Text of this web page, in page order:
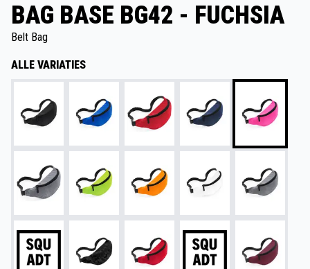
BAG BASE BG42 - FUCHSIA
Belt Bag
ALLE VARIATIES